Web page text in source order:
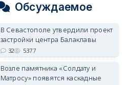
Обсуждаемое
В Севастополе утвердили проект
застройки центра Балаклавы
32 5377
Возле памятника «Солдату и
Матросу» появятся каскадные